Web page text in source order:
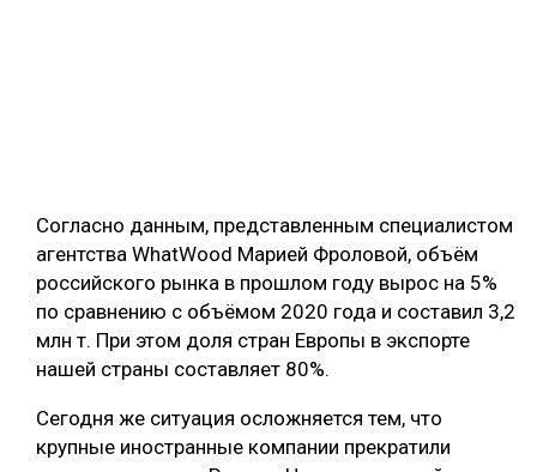
Согласно данным, представленным специалистом
агентства WhatWood Марией Фроловой, объём
российского рынка в прошлом году вырос на 5%
по сравнению с объёмом 2020 года и составил 3,2
млн т. При этом доля стран Европы в экспорте
нашей страны составляет 80%.
Сегодня же ситуация осложняется тем, что
крупные иностранные компании прекратили